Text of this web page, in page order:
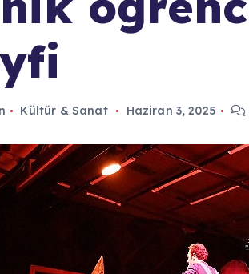
Kültür & Sanat Haziran 3, 2025